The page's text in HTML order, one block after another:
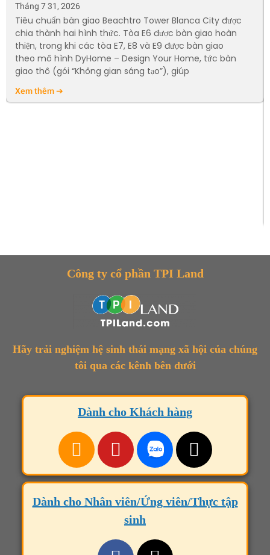
Tháng 7 31, 2026
Tiêu chuẩn bàn giao Beachtro Tower Blanca City được
chia thành hai hình thức. Tòa E6 được bàn giao hoàn
thiện, trong khi các tòa E7, E8 và E9 được bàn giao
theo mô hình DyHome – Design Your Home, tức bàn
giao thô (gói “Không gian sáng tạo”), giúp
Xem thêm ➔
Công ty cổ phần TPI Land
Hãy trải nghiệm hệ sinh thái mạng xã hội của chúng
tôi qua các kênh bên dưới
Dành cho Khách hàng
Dành cho Nhân viên/Ứng viên/Thực tập
sinh